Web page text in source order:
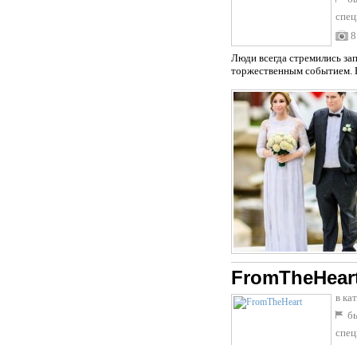
8
Люди всегда стремились
торжественным событием.
в